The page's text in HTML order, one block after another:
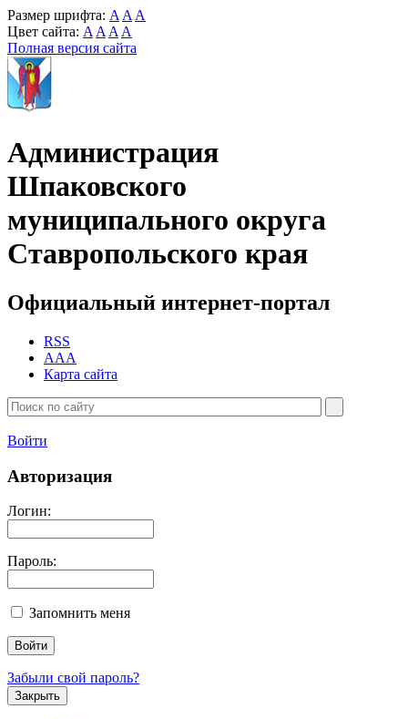
Размер шрифта: A A A
Цвет сайта: A A A A
Полная версия сайта
Администрация
Шпаковского
муниципального округа
Ставропольского края
Официальный интернет-портал
RSS
AAA
Карта сайта
Войти
Авторизация
Логин:
Пароль:
Запомнить меня
Забыли свой пароль?
Закрыть